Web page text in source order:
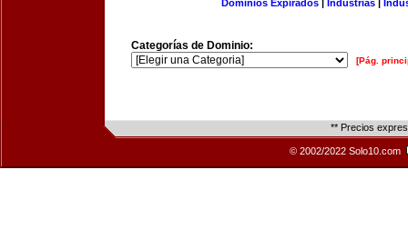
Dominios Expirados | Industrias |
Categorías de Dominio:
[Pág.
** Precios
© 2002/2022 Solo10.com